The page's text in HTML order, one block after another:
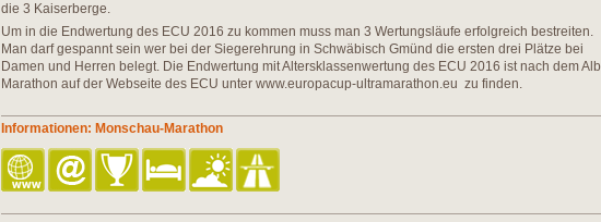
die 3 Kaiserberge.
Um in die Endwertung des ECU 2016 zu kommen muss man 3 Wertungsläufe erfolgreich bestreiten.
Man darf gespannt sein wer bei der Siegerehrung in Schwäbisch Gmünd die ersten drei Plätze bei
Damen und Herren belegt. Die Endwertung mit Altersklassenwertung des ECU 2016 ist nach dem Alb
Marathon auf der Webseite des ECU unter www.europacup-ultramarathon.eu zu finden.
Informationen: Monschau-Marathon